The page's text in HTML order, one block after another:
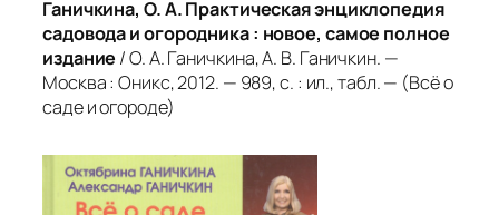
Ганичкина, О. А. Практическая энциклопедия
садовода и огородника : новое, самое полное
издание / О. А. Ганичкина, А. В. Ганичкин. —
Москва : Оникс, 2012. — 989, с. : ил., табл. — (Всё о
саде и огороде)